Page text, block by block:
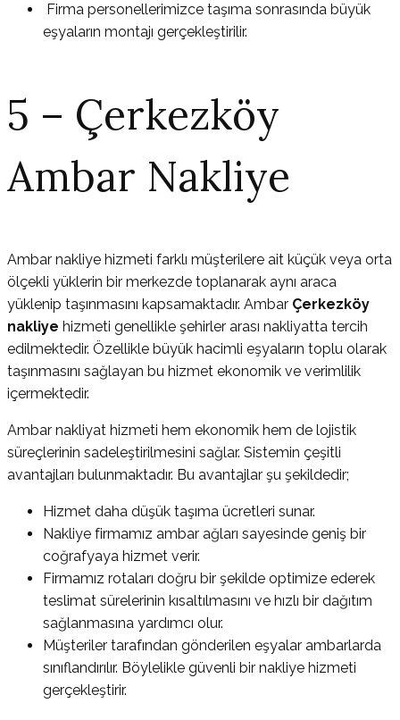
Firma personellerimizce taşıma sonrasında büyük
eşyaların montajı gerçekleştirilir.
5 – Çerkezköy
Ambar Nakliye
Ambar nakliye hizmeti farklı müşterilere ait küçük veya orta
ölçekli yüklerin bir merkezde toplanarak aynı araca
yüklenip taşınmasını kapsamaktadır. Ambar Çerkezköy
nakliye hizmeti genellikle şehirler arası nakliyatta tercih
edilmektedir. Özellikle büyük hacimli eşyaların toplu olarak
taşınmasını sağlayan bu hizmet ekonomik ve verimlilik
içermektedir.
Ambar nakliyat hizmeti hem ekonomik hem de lojistik
süreçlerinin sadeleştirilmesini sağlar. Sistemin çeşitli
avantajları bulunmaktadır. Bu avantajlar şu şekildedir;
Hizmet daha düşük taşıma ücretleri sunar.
Nakliye firmamız ambar ağları sayesinde geniş bir
coğrafyaya hizmet verir.
Firmamız rotaları doğru bir şekilde optimize ederek
teslimat sürelerinin kısaltılmasını ve hızlı bir dağıtım
sağlanmasına yardımcı olur.
Müşteriler tarafından gönderilen eşyalar ambarlarda
sınıflandırılır. Böylelikle güvenli bir nakliye hizmeti
gerçekleştirir.